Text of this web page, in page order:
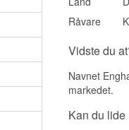
Råvare
Vidste du
Navnet
markedet.
Kan du